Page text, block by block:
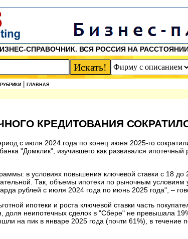
СПРАВОЧНИК. ВСЯ РОССИЯ НА РАССТОЯНИИ
ГЛАВНАЯ
КРЕДИТОВАНИЯ
с июля 2024 года по конец июня 2025-го
"Домклик", изучившего как развивался
в условиях повышения ключевой ставки с 18 до
Так, объемы ипотеки по рыночным условиям
рублей с июля 2024 года по июнь 2025 года", –
ипотеки и роста ключевой ставки часть
доля неипотечных сделок в "Сбере" не превышала
на пик в январе 2025 года (почти 61%), в течение